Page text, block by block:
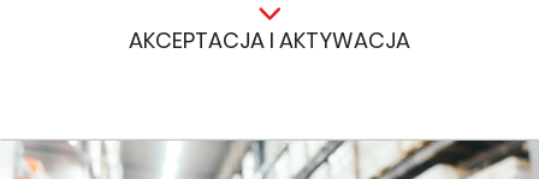
AKCEPTACJA I AKTYWACJA